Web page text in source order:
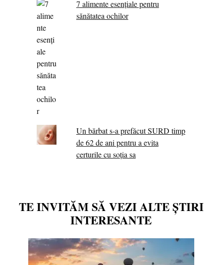
7 alimente esenţiale pentru
sănătatea ochilor
Un bărbat s-a prefăcut SURD timp
de 62 de ani pentru a evita
certurile cu soția sa
TE INVITĂM SĂ VEZI ALTE ȘTIRI
INTERESANTE